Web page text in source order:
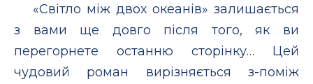
«Світло між двох океанів» залишається
з вами ще довго після того, як ви
перегорнете останню сторінку… Цей
чудовий роман вирізняється з-поміж